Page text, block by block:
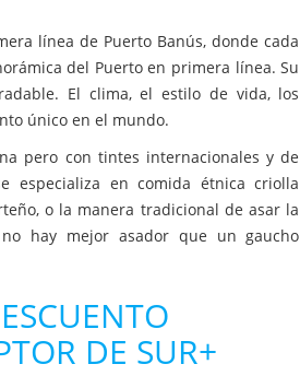
línea de Puerto Banús, donde cada
del Puerto en primera línea. Su
El clima, el estilo de vida, los
único en el mundo.
pero con tintes internacionales y de
especializa en comida étnica criolla
o la manera tradicional de asar la
hay mejor asador que un gaucho
DE SUR+